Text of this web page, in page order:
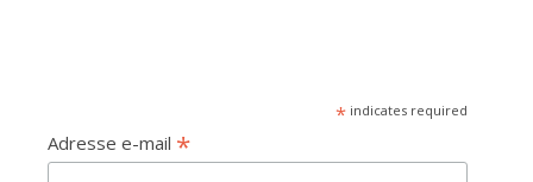
* indicates required
Adresse e-mail *